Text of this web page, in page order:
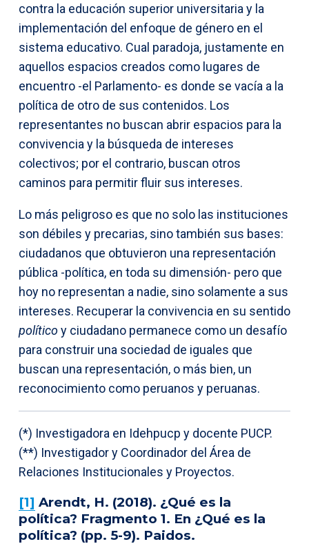
contra la educación superior universitaria y la
implementación del enfoque de género en el
sistema educativo. Cual paradoja, justamente en
aquellos espacios creados como lugares de
encuentro -el Parlamento- es donde se vacía a la
política de otro de sus contenidos. Los
representantes no buscan abrir espacios para la
convivencia y la búsqueda de intereses
colectivos; por el contrario, buscan otros
caminos para permitir fluir sus intereses.
Lo más peligroso es que no solo las instituciones
son débiles y precarias, sino también sus bases:
ciudadanos que obtuvieron una representación
pública -política, en toda su dimensión- pero que
hoy no representan a nadie, sino solamente a sus
intereses. Recuperar la convivencia en su sentido
políticoy ciudadano permanece como un desafío
para construir una sociedad de iguales que
buscan una representación, o más bien, un
reconocimiento como peruanos y peruanas.
(*) Investigadora en Idehpucp y docente PUCP.
(**) Investigador y Coordinador del Área de
Relaciones Institucionales y Proyectos.
[1] Arendt, H. (2018). ¿Qué es la
política? Fragmento 1. En ¿Qué es la
política? (pp. 5-9). Paidos.